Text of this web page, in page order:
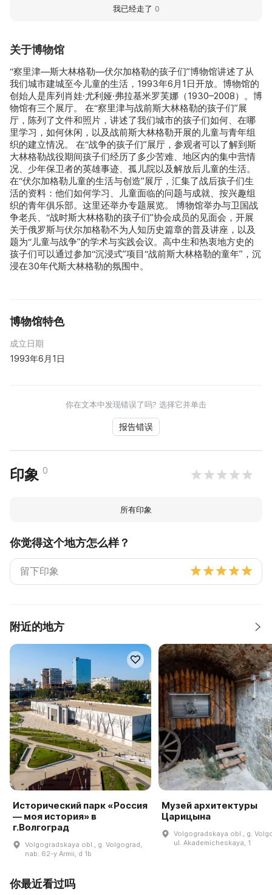
关于博物馆
“察里津—斯大林格勒—伏尔加格勒的孩子们”博物馆讲述了从
我们城市建城至今儿童的生活，1993年6月1日开放。博物馆的
创始人是库列肖娃·尤利娅·弗拉基米罗芙娜（1930–2008）。博
物馆有三个展厅。 在“察里津与战前斯大林格勒的孩子们”展
厅，陈列了文件和照片，讲述了我们城市的孩子们如何、在哪
里学习，如何休闲，以及战前斯大林格勒开展的儿童与青年组
织的建立情况。 在“战争的孩子们”展厅，参观者可以了解到斯
大林格勒战役期间孩子们经历了多少苦难、地区内的集中营情
况、少年保卫者的英雄事迹、孤儿院以及解放后儿童的生活。
在“伏尔加格勒儿童的生活与创造”展厅，汇集了战后孩子们生
活的资料：他们如何学习、儿童面临的问题与成就、按兴趣组
织的青年俱乐部。这里还举办专题展览。 博物馆举办与卫国战
争老兵、“战时斯大林格勒的孩子们”协会成员的见面会，开展
关于俄罗斯与伏尔加格勒不为人知历史篇章的普及讲座，以及
题为“儿童与战争”的学术与实践会议。高中生和热衷地方史的
孩子们可以通过参加“沉浸式”项目“战前斯大林格勒的童年”，沉
浸在30年代斯大林格勒的氛围中。
博物馆特色
成立日期
1993年6月1日
你在文本中发现错误了吗? 选择它并单击
报告错误
印象 0
所有印象
你觉得这个地方怎么样？
附近的地方
Исторический парк «Россия
— моя история» в
г.Волгоград
Volgogradskaya obl., g. Volgograd,
nab. 62-y Armii, d 1b
Музей архитектуры
Царицына
Volgogradskaya obl., g.
ul. Akademicheskaya, 1
你最近看过吗
我已经走了 0